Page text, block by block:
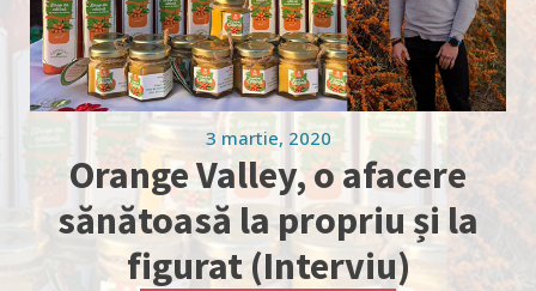
3 martie, 2020
Orange Valley, o afacere
sănătoasă la propriu și la
figurat (Interviu)